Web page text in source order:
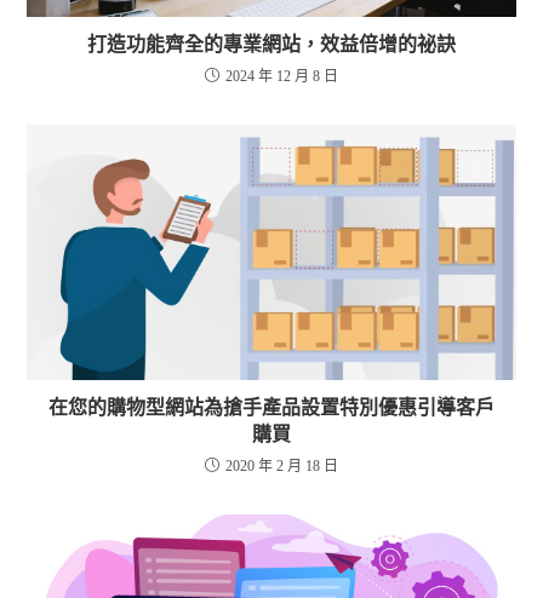
打造功能齊全的專業網站，效益倍增的祕訣
2024 年 12 月 8 日
在您的購物型網站為搶手產品設置特別優惠引導客戶
購買
2020 年 2 月 18 日